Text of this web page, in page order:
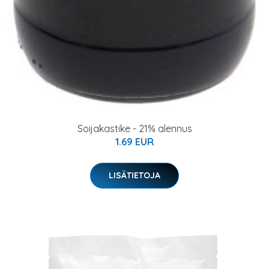
Soijakastike - 21% alennus
1.69 EUR
LISÄTIETOJA